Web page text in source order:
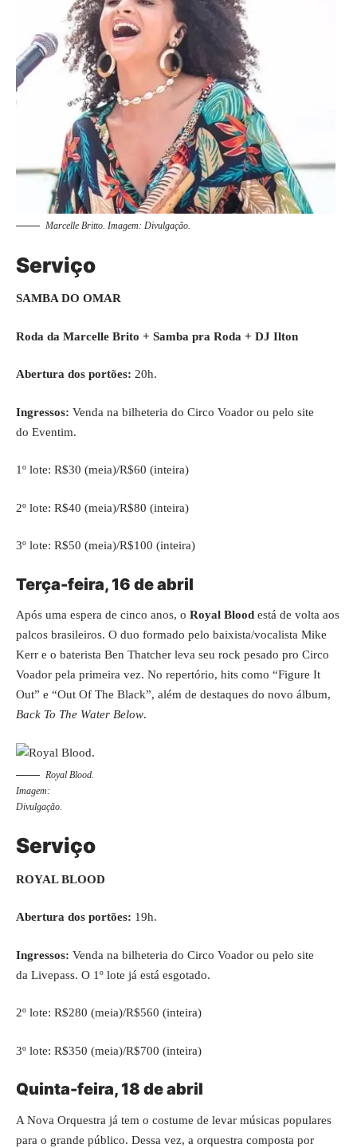
Marcelle Britto. Imagem: Divulgação.
Serviço
SAMBA DO OMAR
Roda da Marcelle Brito + Samba pra Roda + DJ Ilton
Abertura dos portões: 20h.
Ingressos: Venda na bilheteria do Circo Voador ou pelo site
do Eventim.
1º lote: R$30 (meia)/R$60 (inteira)
2º lote: R$40 (meia)/R$80 (inteira)
3º lote: R$50 (meia)/R$100 (inteira)
Terça-feira, 16 de abril
Após uma espera de cinco anos, o Royal Blood está de volta aos
palcos brasileiros. O duo formado pelo baixista/vocalista Mike
Kerr e o baterista Ben Thatcher leva seu rock pesado pro Circo
Voador pela primeira vez. No repertório, hits como “Figure It
Out” e “Out Of The Black”, além de destaques do novo álbum,
Back To The Water Below.
Royal Blood.
Imagem:
Divulgação.
Serviço
ROYAL BLOOD
Abertura dos portões: 19h.
Ingressos: Venda na bilheteria do Circo Voador ou pelo site
da Livepass. O 1º lote já está esgotado.
2º lote: R$280 (meia)/R$560 (inteira)
3º lote: R$350 (meia)/R$700 (inteira)
Quinta-feira, 18 de abril
A Nova Orquestra já tem o costume de levar músicas populares
para o grande público. Dessa vez, a orquestra composta por